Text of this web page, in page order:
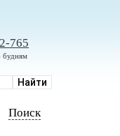
765
будням
Поиск